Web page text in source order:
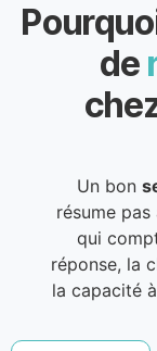
de
Un bon
résume
qui
réponse, la
la capacité